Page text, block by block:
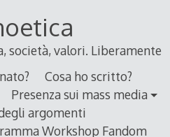
società, valori. Liberamente
Cosa ho scritto?
Presenza sui mass media
argomenti
Workshop Fandom